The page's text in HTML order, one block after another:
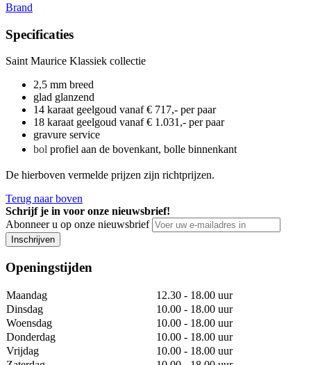
Brand
Specificaties
Saint Maurice Klassiek collectie
2,5 mm breed
glad glanzend
14 karaat geelgoud vanaf € 717,- per paar
18 karaat geelgoud vanaf € 1.031,- per paar
gravure service
bol profiel aan de bovenkant, bolle binnenkant
De hierboven vermelde prijzen zijn richtprijzen.
Terug naar boven
Schrijf je in voor onze nieuwsbrief!
Abonneer u op onze nieuwsbrief
Inschrijven
Openingstijden
Maandag
12.30 - 18.00 uur
Dinsdag
10.00 - 18.00 uur
Woensdag
10.00 - 18.00 uur
Donderdag
10.00 - 18.00 uur
Vrijdag
10.00 - 18.00 uur